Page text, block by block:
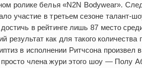
ролике белья «N2N Bodywear».
участие в третьем сезоне талант-
в рейтинге лишь 87 место
результат как для такого количества
в исполнении Ритчсона произвел
просто члена жури этого шоу — Полу